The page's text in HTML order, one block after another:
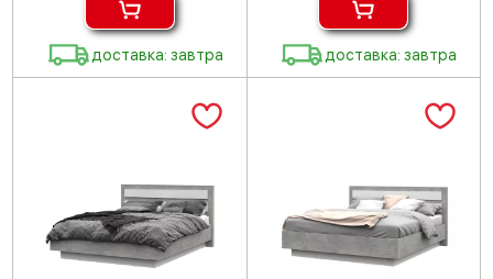
доставка: завтра доставка: завтра